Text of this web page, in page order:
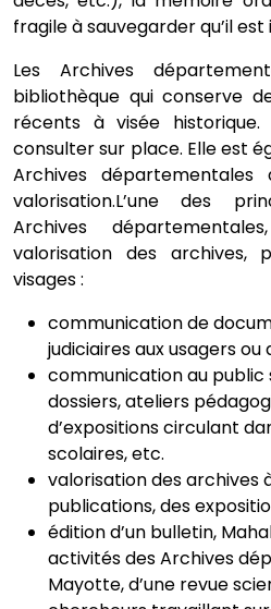
fragile à sauvegarder qu’il
Les Archives
bibliothèque qui conserve
récents à visée
consulter sur place. Elle est
Archives
valorisation.L’une des
Archives
valorisation des archives,
visages :
communication de
judiciaires aux usagers
communication au
dossiers, ateliers
d’expositions circulant
scolaires, etc.
valorisation des archives
publications, des
édition d’un bulletin,
activités des Archives
Mayotte, d’une revue